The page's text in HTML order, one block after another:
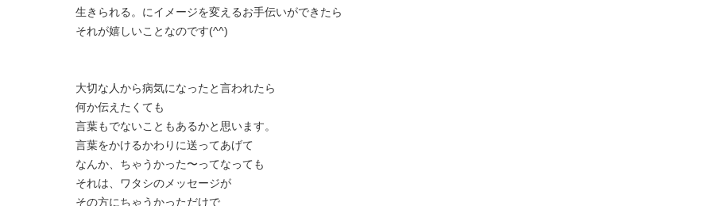
生きられる。にイメージを変えるお手伝いができたら
それが嬉しいことなのです(^^)
大切な人から病気になったと言われたら
何か伝えたくても
言葉もでないこともあるかと思います。
言葉をかけるかわりに送ってあげて
なんか、ちゃうかった〜ってなっても
それは、ワタシのメッセージが
その方にちゃうかっただけで